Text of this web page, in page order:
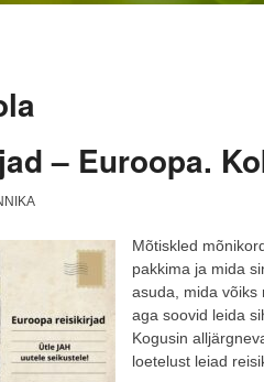
– Euroopa.
Mõtiskled
pakkima ja mida
asuda, mida võiks
aga soovid leida
Kogusin
loetelust leiad